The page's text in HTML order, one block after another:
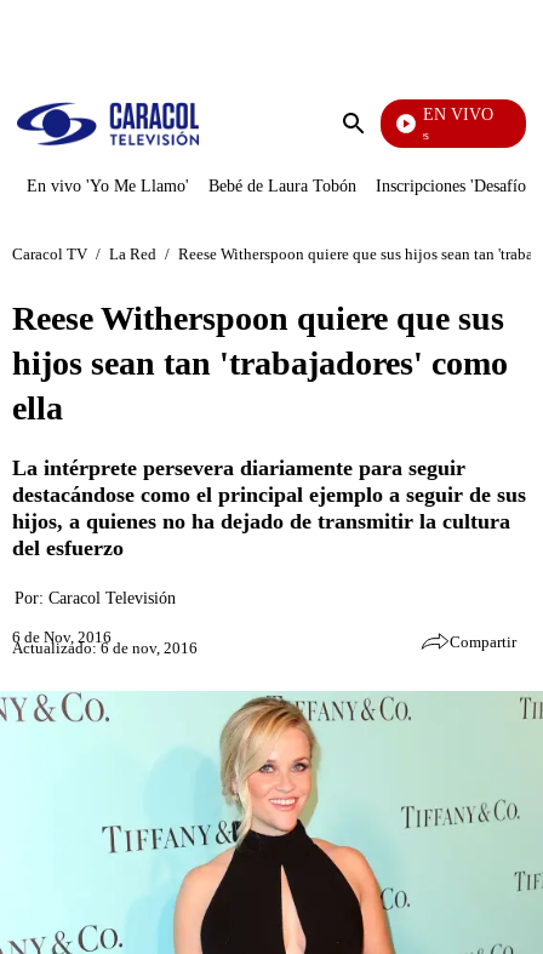
Enviar
EN VIVO
Sábados Felices
En vivo 'Yo Me Llamo' Bebé de Laura Tobón Inscripciones 'Desafío'
Caracol TV / La Red / Reese Witherspoon quiere que sus hijos sean tan
Reese Witherspoon quiere que sus
hijos sean tan 'trabajadores' como
ella
La intérprete persevera diariamente para seguir
destacándose como el principal ejemplo a seguir de sus
hijos, a quienes no ha dejado de transmitir la cultura
del esfuerzo
Por: Caracol Televisión
6 de Nov, 2016
Actualizado: 6 de nov, 2016 Compartir